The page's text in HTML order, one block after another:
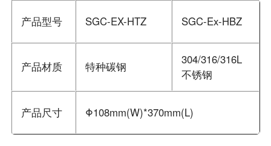
产品型号 SGC-EX-HTZ SGC-Ex-HBZ
产品材质 特种碳钢
304/316/316L
不锈钢
产品尺寸 Φ108mm(W)*370mm(L)